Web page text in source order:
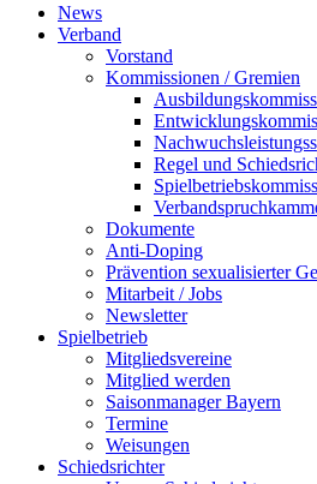
News
Verband
Vorstand
Kommissionen / Gremien
Regel und
Dokumente
Anti-Doping
Prävention sexualisierter
Mitarbeit / Jobs
Newsletter
Spielbetrieb
Mitgliedsvereine
Mitglied werden
Saisonmanager Bayern
Termine
Weisungen
Schiedsrichter